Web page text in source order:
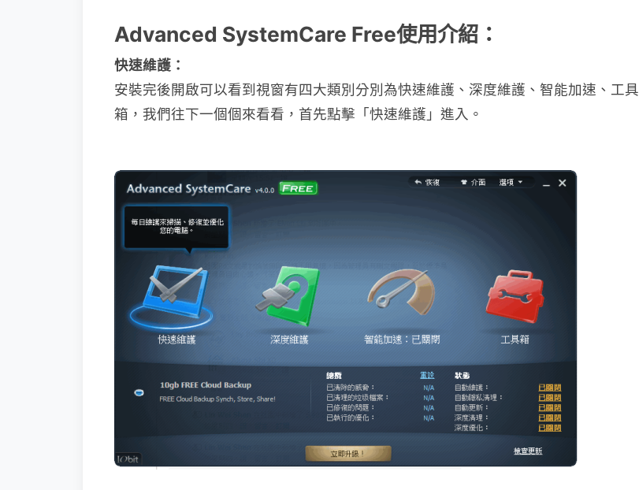
Advanced SystemCare Free使用介紹：
快速維護：
安裝完後開啟可以看到視窗有四大類別分別為快速維護、深度維護、智能加速、工具
箱，我們往下一個個來看看，首先點擊「快速維護」進入。